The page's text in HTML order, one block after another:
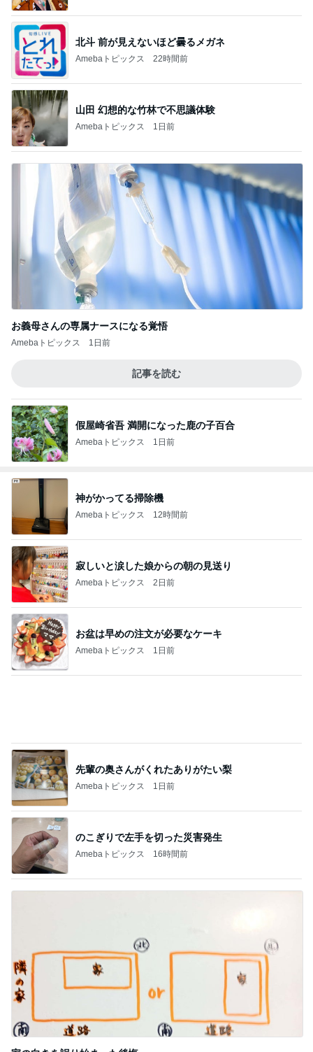
北斗 前が見えないほど曇るメガネ
Amebaトピックス 22時間前
山田 幻想的な竹林で不思議体験
Amebaトピックス 1日前
お義母さんの専属ナースになる覚悟
Amebaトピックス 1日前
記事を読む
假屋崎省吾 満開になった鹿の子百合
Amebaトピックス 1日前
神がかってる掃除機
Amebaトピックス 12時間前
寂しいと涙した娘からの朝の見送り
Amebaトピックス 2日前
お盆は早めの注文が必要なケーキ
Amebaトピックス 1日前
のこぎりで左手を切った災害発生
Amebaトピックス 16時間前
家の向きを誤り始まった後悔
Amebaトピックス
記事を読む